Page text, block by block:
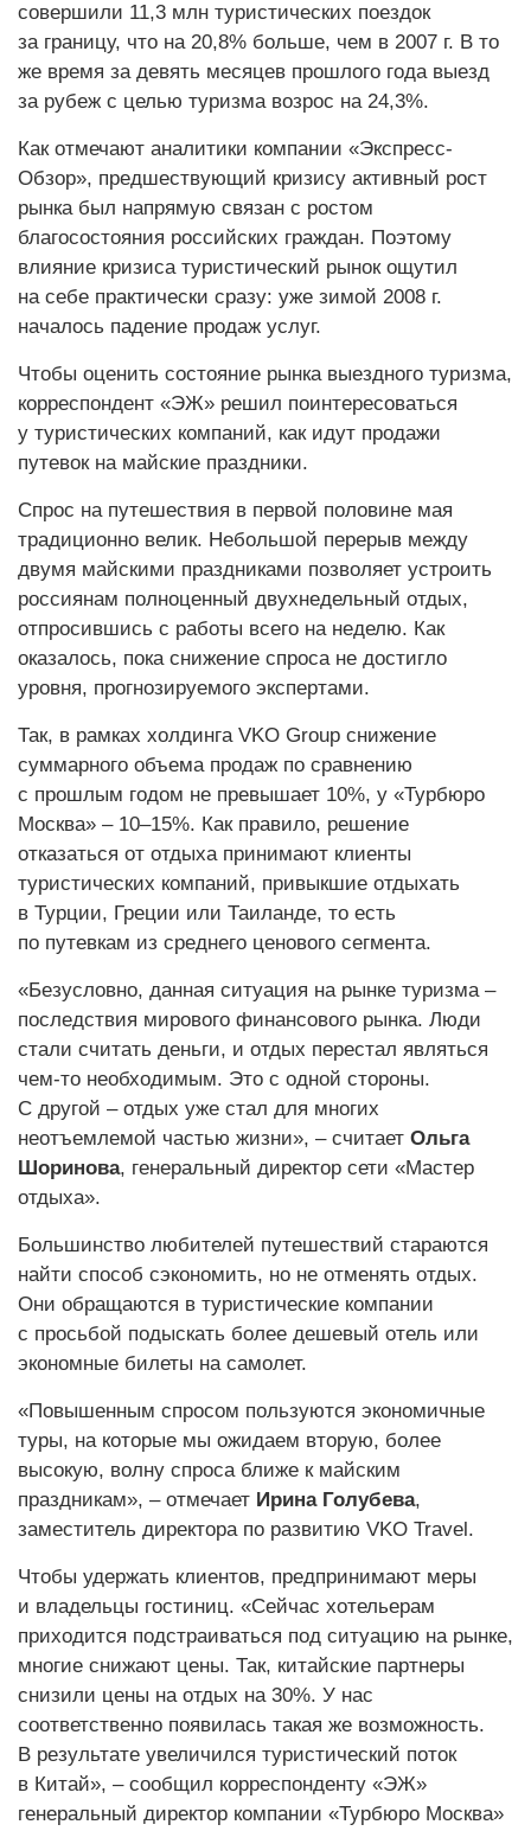
совершили 11,3 млн туристических поездок
за границу, что на 20,8% больше, чем в 2007 г. В то
же время за девять месяцев прошлого года выезд
за рубеж с целью туризма возрос на 24,3%.
Как отмечают аналитики компании «Экспресс-
Обзор», предшествующий кризису активный рост
рынка был напрямую связан с ростом
благосостояния российских граждан. Поэтому
влияние кризиса туристический рынок ощутил
на себе практически сразу: уже зимой 2008 г.
началось падение продаж услуг.
Чтобы оценить состояние рынка выездного туризма,
корреспондент «ЭЖ» решил поинтересоваться
у туристических компаний, как идут продажи
путевок на майские праздники.
Спрос на путешествия в первой половине мая
традиционно велик. Небольшой перерыв между
двумя майскими праздниками позволяет устроить
россиянам полноценный двухнедельный отдых,
отпросившись с работы всего на неделю. Как
оказалось, пока снижение спроса не достигло
уровня, прогнозируемого экспертами.
Так, в рамках холдинга VKO Group снижение
суммарного объема продаж по сравнению
с прошлым годом не превышает 10%, у «Турбюро
Москва» – 10–15%. Как правило, решение
отказаться от отдыха принимают клиенты
туристических компаний, привыкшие отдыхать
в Турции, Греции или Таиланде, то есть
по путевкам из среднего ценового сегмента.
«Безусловно, данная ситуация на рынке туризма –
последствия мирового финансового рынка. Люди
стали считать деньги, и отдых перестал являться
чем-то необходимым. Это с одной стороны.
С другой – отдых уже стал для многих
неотъемлемой частью жизни», – считает Ольга
Шоринова, генеральный директор сети «Мастер
отдыха».
Большинство любителей путешествий стараются
найти способ сэкономить, но не отменять отдых.
Они обращаются в туристические компании
с просьбой подыскать более дешевый отель или
экономные билеты на самолет.
«Повышенным спросом пользуются экономичные
туры, на которые мы ожидаем вторую, более
высокую, волну спроса ближе к майским
праздникам», – отмечает Ирина Голу­бева,
заместитель директора по развитию VKO Travel.
Чтобы удержать клиентов, предпринимают меры
и владельцы гостиниц. «Сейчас хотельерам
приходится подстраиваться под ситуацию на рынке,
многие снижают цены. Так, китайские партнеры
снизили цены на отдых на 30%. У нас
соответственно появилась такая же возможность.
В результате увеличился туристический поток
в Китай», – сообщил корреспонденту «ЭЖ»
генеральный директор компании «Турбюро Москва»